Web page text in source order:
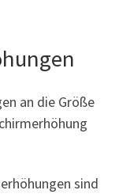
an die Größe
sind